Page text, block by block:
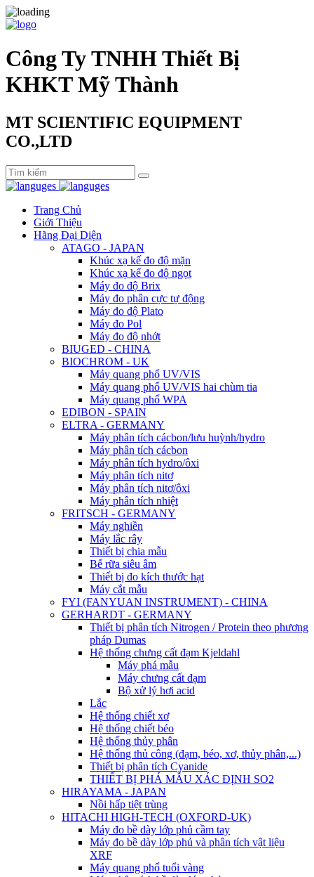
Công Ty TNHH Thiết Bị
KHKT Mỹ Thành
MT SCIENTIFIC EQUIPMENT
CO.,LTD
Trang Chủ
Giới Thiệu
Hãng Đại Diện
ATAGO - JAPAN
Khúc xạ kế đo độ mặn
Khúc xạ kế đo độ ngọt
Máy đo độ Brix
Máy đo phân cực tự động
Máy đo độ Plato
Máy đo Pol
Máy đo độ nhớt
BIUGED - CHINA
BIOCHROM - UK
Máy quang phổ UV/VIS
Máy quang phổ UV/VIS hai chùm tia
Máy quang phổ WPA
EDIBON - SPAIN
ELTRA - GERMANY
Máy phân tích cácbon/lưu huỳnh/hydro
Máy phân tích cácbon
Máy phân tích hydro/ôxi
Máy phân tích nitơ
Máy phân tích nitơ/ôxi
Máy phân tích nhiệt
FRITSCH - GERMANY
Máy nghiền
Máy lắc rây
Thiết bị chia mẫu
Bể rữa siêu âm
Thiết bị đo kích thước hạt
Máy cắt mẫu
FYI (FANYUAN INSTRUMENT) - CHINA
GERHARDT - GERMANY
Thiết bị phân tích Nitrogen / Protein theo phương
pháp Dumas
Hệ thống chưng cất đạm Kjeldahl
Máy phá mẫu
Máy chưng cất đạm
Bộ xử lý hơi acid
Lắc
Hệ thống chiết xơ
Hệ thống chiết béo
Hệ thống thủy phân
Hệ thống thủ công (đạm, béo, xơ, thủy phân,...)
Thiết bị phân tích Cyanide
THIẾT BỊ PHÁ MẪU XÁC ĐỊNH SO2
HIRAYAMA - JAPAN
Nồi hấp tiệt trùng
HITACHI HIGH-TECH (OXFORD-UK)
Máy đo bề dày lớp phủ cầm tay
Máy đo bề dày lớp phủ và phân tích vật liệu
XRF
Máy quang phổ tuổi vàng